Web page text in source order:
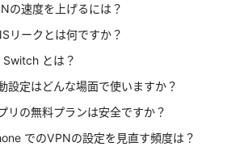
の速度を上げるには？
リークとは何ですか？
Switch とは？
設定はどんな場面で使いますか？
リの無料プランは安全ですか？
でのVPNの設定を見直す頻度は？